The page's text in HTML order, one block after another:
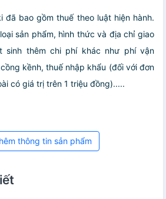
đã bao gồm thuế theo luật hiện hành.
sản phẩm, hình thức và địa chỉ giao
sinh thêm chi phí khác như phí vận
kềnh, thuế nhập khẩu (đối với đơn
có giá trị trên 1 triệu đồng).....
thông tin sản phẩm